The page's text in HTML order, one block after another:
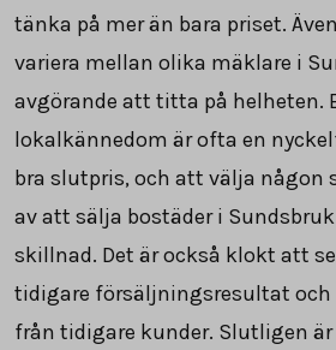
tänka på mer än bara priset.
variera mellan olika mäklare i
avgörande att titta på helheten.
lokalkännedom är ofta en
bra slutpris, och att välja någon
av att sälja bostäder i
skillnad. Det är också klokt att
tidigare försäljningsresultat och
från tidigare kunder. Slutligen